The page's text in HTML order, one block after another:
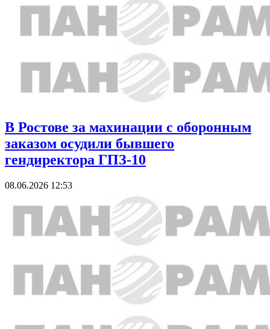
В Ростове за махинации с оборонным
заказом осудили бывшего
гендиректора ГПЗ-10
08.06.2026 12:53